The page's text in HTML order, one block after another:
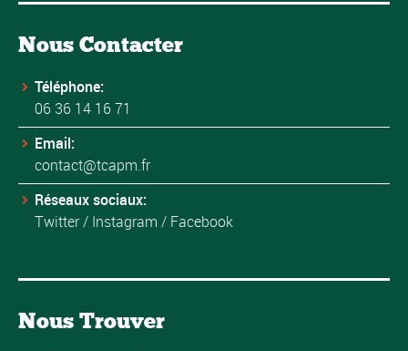
Nous Contacter
Téléphone:
06 36 14 16 71
Email:
contact@tcapm.fr
Réseaux sociaux:
Twitter/ Instagram / Facebook
Nous Trouver